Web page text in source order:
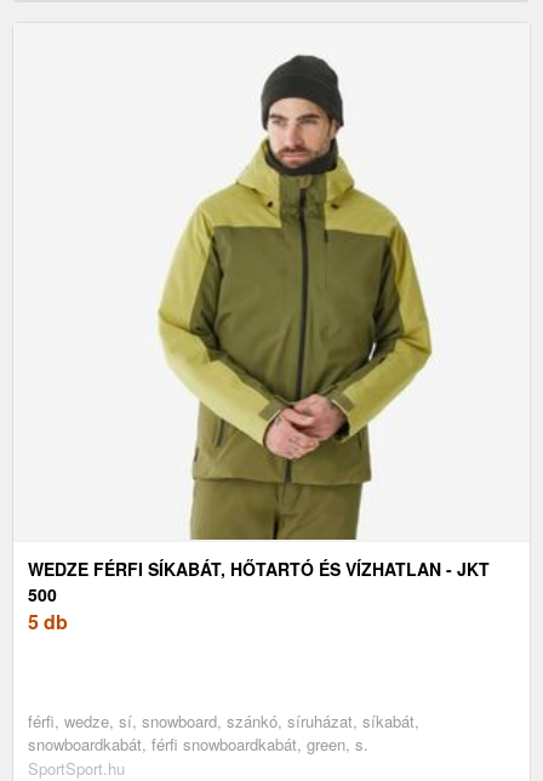
WEDZE FÉRFI SÍKABÁT, HŐTARTÓ ÉS VÍZHATLAN - JKT
500
5 db
férfi, wedze, sí, snowboard, szánkó, síruházat, síkabát,
snowboardkabát, férfi snowboardkabát, green, s.
SportSport.hu